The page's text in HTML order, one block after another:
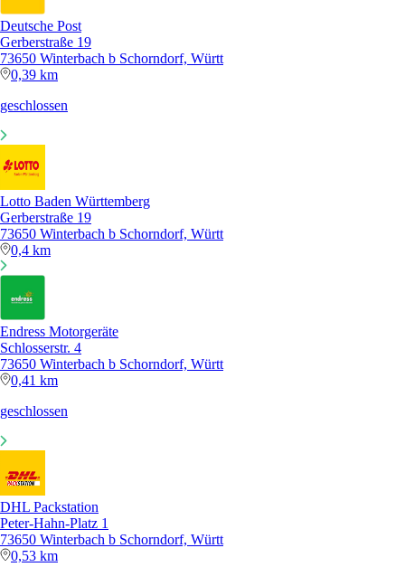
Deutsche Post
Gerberstraße 19
73650 Winterbach b Schorndorf, Württ
0,39 km
geschlossen
Lotto Baden Württemberg
Gerberstraße 19
73650 Winterbach b Schorndorf, Württ
0,4 km
Endress Motorgeräte
Schlosserstr. 4
73650 Winterbach b Schorndorf, Württ
0,41 km
geschlossen
DHL Packstation
Peter-Hahn-Platz 1
73650 Winterbach b Schorndorf, Württ
0,53 km